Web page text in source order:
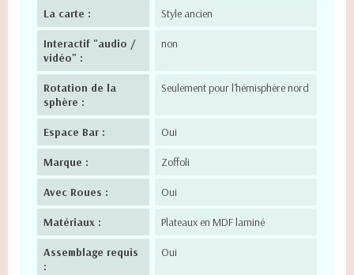
La carte : Style ancien
Interactif "audio /
vidéo" :
non
Rotation de la
sphère :
Seulement pour l'hémisphère nord
Espace Bar : Oui
Marque : Zoffoli
Avec Roues : Oui
Matériaux : Plateaux en MDF laminé
Assemblage requis
:
Oui